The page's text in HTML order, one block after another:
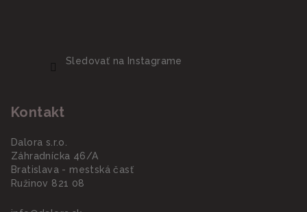
Sledovať na Instagrame
Kontakt
Dalora s.r.o.
Záhradnícka 46/A
Bratislava - mestská časť
Ružinov 821 08